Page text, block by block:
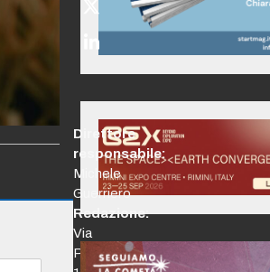
Twitter
(deprecated)
LinkedIn
Direttore
responsabile:
Michele
Guerriero
Redazione:
Via
Po,